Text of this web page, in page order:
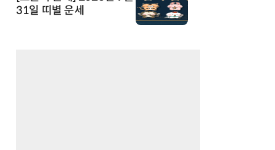
31일 띠별 운세